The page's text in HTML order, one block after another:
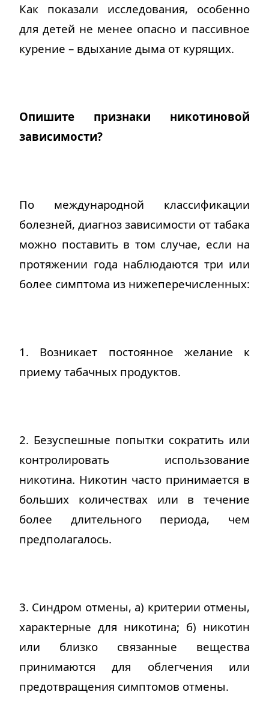
Как показали исследования, особенно
для детей не менее опасно и пассивное
курение – вдыхание дыма от курящих.
Опишите признаки никотиновой
зависимости?
По международной классификации
болезней, диагноз зависимости от табака
можно поставить в том случае, если на
протяжении года наблюдаются три или
более симптома из нижеперечисленных:
1. Возникает постоянное желание к
приему табачных продуктов.
2. Безуспешные попытки сократить или
контролировать использование
никотина. Никотин часто принимается в
больших количествах или в течение
более длительного периода, чем
предполагалось.
3. Синдром отмены, а) критерии отмены,
характерные для никотина; б) никотин
или близко связанные вещества
принимаются для облегчения или
предотвращения симптомов отмены.